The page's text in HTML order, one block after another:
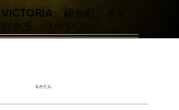
VICTORIA、錦糸町、キャ
バクラ、ラウンジ
もかたん